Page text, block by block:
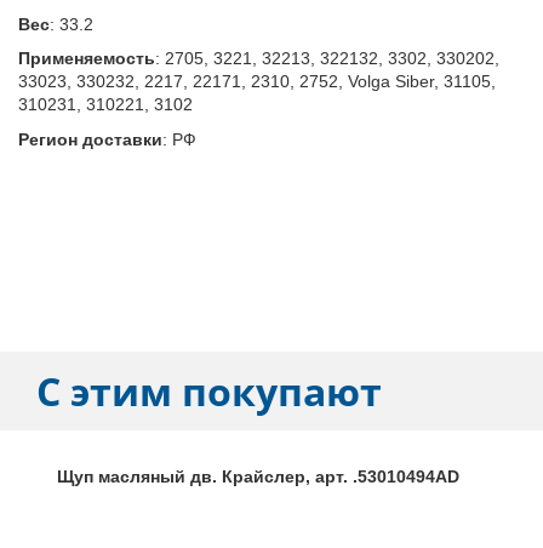
Вес: 33.2
Применяемость: 2705, 3221, 32213, 322132, 3302, 330202,
33023, 330232, 2217, 22171, 2310, 2752, Volga Siber, 31105,
310231, 310221, 3102
Регион доставки: РФ
С этим покупают
Щуп масляный дв. Крайслер, арт. .53010494AD